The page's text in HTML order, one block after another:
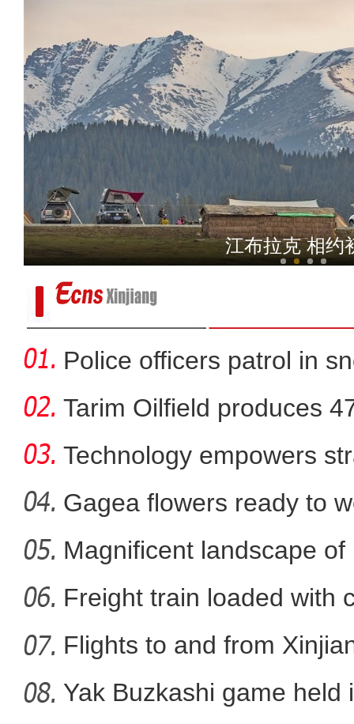
新疆兵团曲子戏：老
《游在新疆、吃住在兵团》
江布拉克 相约
Police officers patrol in
Tarim Oilfield produces
Technology empowers
Xi
Gagea flowers ready to
Nal
Magnificent landscape
La
Freight train loaded with
Flights to and from
Yak Buzkashi game held